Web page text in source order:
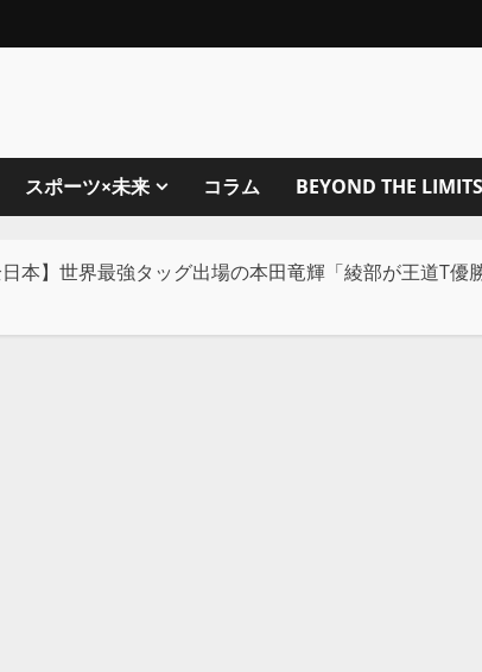
スポーツ×未来 コラム BEYOND THE LIMITS
日本】世界最強タッグ出場の本田竜輝「綾部が王道T